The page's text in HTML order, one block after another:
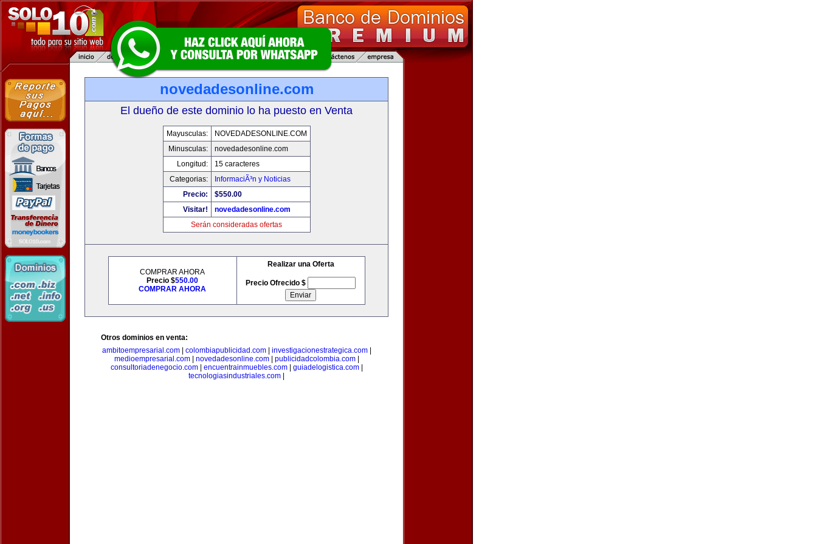
novedadesonline.com
El dueño de este dominio lo ha puesto en Venta
Mayusculas:
NOVEDADESONLINE.COM
Minusculas:
novedadesonline.com
Longitud:
15 caracteres
Categorias:
InformaciÃ³n y Noticias
Precio:
$550.00
Visitar!
novedadesonline.com
Serán consideradas ofertas
COMPRAR AHORA
Precio $550.00
COMPRAR AHORA
Realizar una Oferta
Precio Ofrecido $
Otros dominios en venta:
ambitoempresarial.com| colombiapublicidad.com| investigacionestrategica.com|
medioempresarial.com| novedadesonline.com| publicidadcolombia.com|
consultoriadenegocio.com| encuentrainmuebles.com| guiadelogistica.com|
tecnologiasindustriales.com